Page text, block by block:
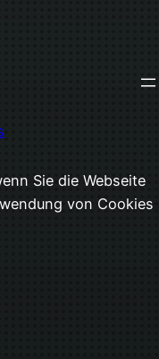
Sie die Webseite
von Cookies